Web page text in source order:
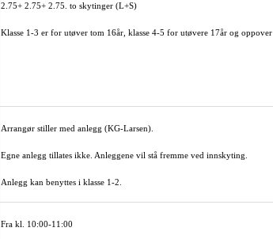
2.75+ 2.75+ 2.75. to skytinger (L+S)
Klasse 1-3 er for utøver tom 16år, klasse 4-5 for utøvere 17år og oppover
Arrangør stiller med anlegg (KG-Larsen).
Egne anlegg tillates ikke. Anleggene vil stå fremme ved innskyting.
Anlegg kan benyttes i klasse 1-2.
Fra kl. 10:00-11:00